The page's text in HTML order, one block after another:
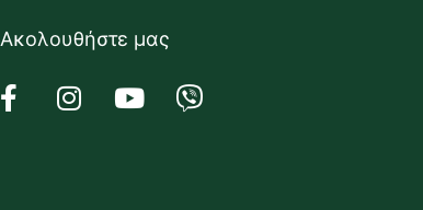
Ακολουθήστε μας